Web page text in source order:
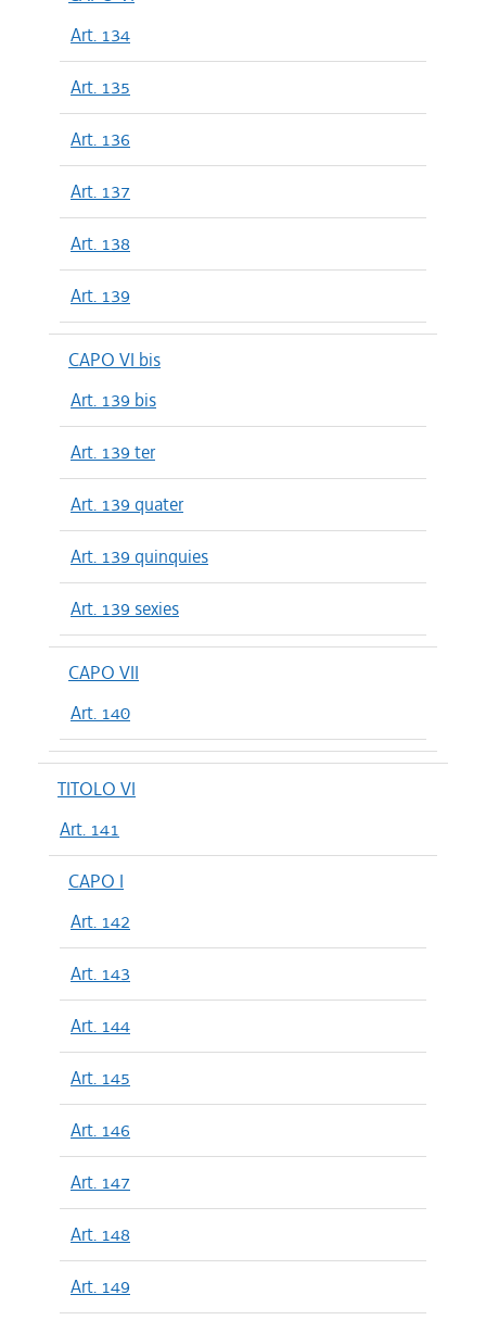
Art. 134
Art. 135
Art. 136
Art. 137
Art. 138
Art. 139
CAPO VI bis
Art. 139 bis
Art. 139 ter
Art. 139 quater
Art. 139 quinquies
Art. 139 sexies
CAPO VII
Art. 140
TITOLO VI
Art. 141
CAPO I
Art. 142
Art. 143
Art. 144
Art. 145
Art. 146
Art. 147
Art. 148
Art. 149